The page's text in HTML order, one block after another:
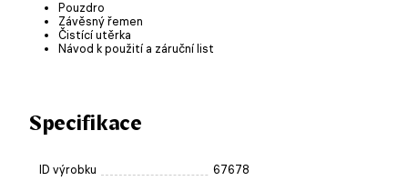
Pouzdro
Závěsný řemen
Čistící utěrka
Návod k použití a záruční list
Specifikace
ID výrobku 67678